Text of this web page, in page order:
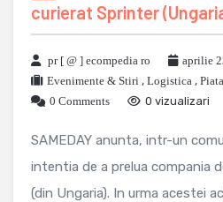
curierat Sprinter
pr [ @ ] ecompedia ro
aprilie
Evenimente & Stiri , Logistica ,
0 Comments
0 vizualizari
SAMEDAY anunta, intr-un
intentia de a prelua compania
(din Ungaria). In urma acestei